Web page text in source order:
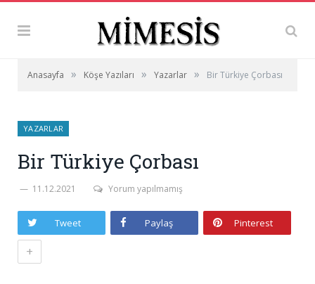
Anasayfa » Köşe Yazıları » Yazarlar » Bir Türkiye Çorbası
YAZARLAR
Bir Türkiye Çorbası
11.12.2021 Yorum yapılmamış
Tweet Paylaş Pinterest
+